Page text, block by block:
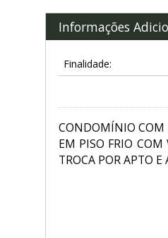
Informações
Finalidade:
CONDOMÍNIO COM
EM PISO FRIO COM
TROCA POR APTO